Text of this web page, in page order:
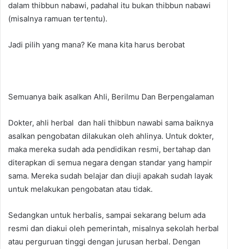
dalam thibbun nabawi, padahal itu bukan thibbun nabawi
(misalnya ramuan tertentu).
Jadi pilih yang mana? Ke mana kita harus berobat
Semuanya baik asalkan Ahli, Berilmu Dan Berpengalaman
Dokter, ahli herbal dan hali thibbun nawabi sama baiknya
asalkan pengobatan dilakukan oleh ahlinya. Untuk dokter,
maka mereka sudah ada pendidikan resmi, bertahap dan
diterapkan di semua negara dengan standar yang hampir
sama. Mereka sudah belajar dan diuji apakah sudah layak
untuk melakukan pengobatan atau tidak.
Sedangkan untuk herbalis, sampai sekarang belum ada
resmi dan diakui oleh pemerintah, misalnya sekolah herbal
atau perguruan tinggi dengan jurusan herbal. Dengan